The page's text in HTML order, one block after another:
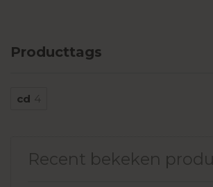
Producttags
cd 4
Recent bekeken